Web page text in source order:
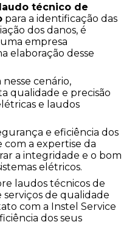
laudo técnico de
para a identificação das
dos danos, é
empresa
elaboração desse
cenário,
qualidade e precisão
e laudos
e eficiência dos
a expertise da
a integridade e o bom
elétricos.
laudos técnicos de
de qualidade
com a Instel Service
dos seus